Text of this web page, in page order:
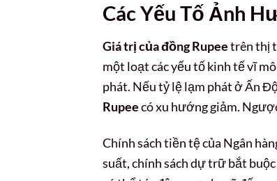
Các Yếu Tố Ảnh
Giá trị của đồng Rupeetrên thị
một loạt các yếu tố kinh tế vĩ
phát. Nếu tỷ lệ lạm phát ở Ấn
Rupeecó xu hướng giảm.
Chính sách tiền tệ của Ngân
suất, chính sách dự trữ bắt